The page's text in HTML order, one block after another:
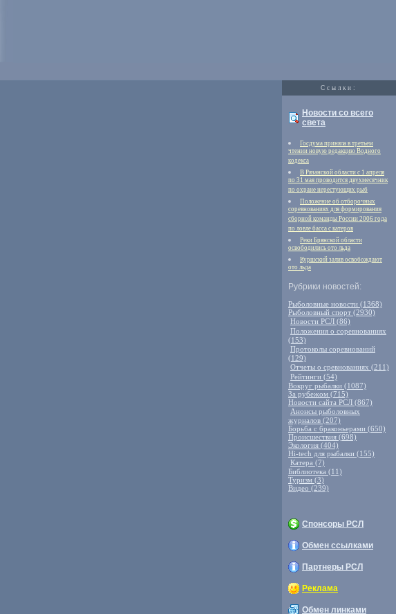
Cсылки:
Новости со всего
света
Госдума приняла в третьем
чтении новую редакцию Водного
кодекса
В Рязанской области с 1 апреля
по 31 мая проводится двухмесячник
по охране нерестующих рыб
Положение об отборочных
соревнованиях для формирования
сборной команды России 2006 года
по ловле басса с катеров
Реки Брянской области
освободились ото льда
Куршский залив освобождают
ото льда
Рубрики новостей:
Рыболовные новости (1368)
Рыболовный спорт (2930)
Новости РСЛ (86)
Положения о соревнованиях
(153)
Протоколы соревнований
(129)
Отчеты о сревнованиях (211)
Рейтинги (54)
Вокруг рыбалки (1087)
За рубежом (715)
Новости сайта РСЛ (867)
Анонсы рыболовных
журналов (207)
Борьба с браконьерами (650)
Происшествия (698)
Экология (404)
Hi-tech для рыбалки (155)
Катера (7)
Библиотека (11)
Туризм (3)
Видео (239)
Спонсоры РСЛ
Обмен ссылками
Партнеры РСЛ
Реклама
Обмен линками